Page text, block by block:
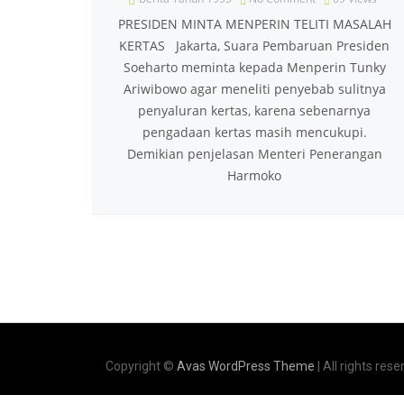
PRESIDEN MINTA MENPERIN TELITI MASALAH
KERTAS Jakarta, Suara Pembaruan Presiden
Soeharto meminta kepada Menperin Tunky
Ariwibowo agar meneliti penyebab sulitnya
penyaluran kertas, karena sebenarnya
pengadaan kertas masih mencukupi.
Demikian penjelasan Menteri Penerangan
Harmoko
Copyright © Avas WordPress Theme | All rights